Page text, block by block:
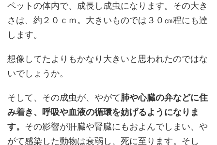
ペットの体内で、成長し成虫になります。その大き
さは、約２０ｃｍ。大きいものでは３０㎝程にも達
します。
想像してたよりもかなり大きいと思われたのではな
いでしょうか。
そして、その成虫が、やがて肺や心臓の弁などに住
み着き、呼吸や血液の循環を妨げるようになりま
す。 その影響が肝臓や腎臓にもおよんでしまい、や
がて感染した動物は衰弱し、死に至ります。そし